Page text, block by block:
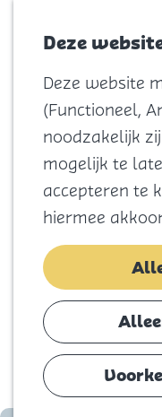
Deze
Deze website
(Functioneel,
noodzakelijk
mogelijk te
accepteren te
hiermee
o
Menu
Zoeken